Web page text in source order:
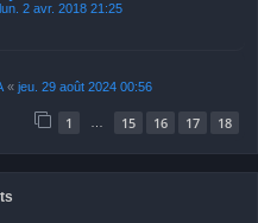
lun. 2 avr. 2018 21:25
« jeu. 29 août 2024 00:56
1 15 16 17 18